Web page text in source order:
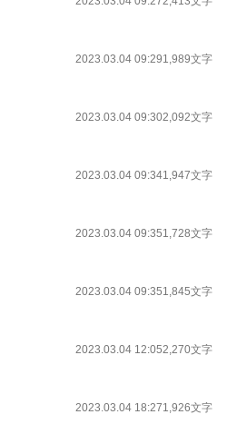
2023.03.04 09:291,989文字
2023.03.04 09:302,092文字
2023.03.04 09:341,947文字
2023.03.04 09:351,728文字
2023.03.04 09:351,845文字
2023.03.04 12:052,270文字
2023.03.04 18:271,926文字